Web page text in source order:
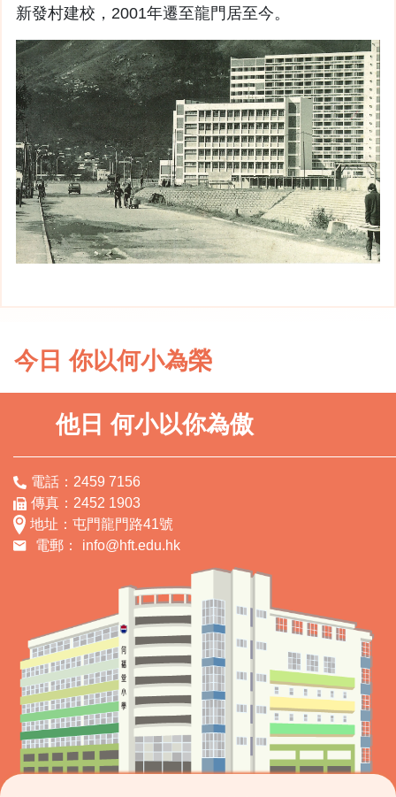
新發村建校，2001年遷至龍門居至今。
今日 你以何小為榮
他日 何小以你為傲
電話：2459 7156
傳真：2452 1903
地址：屯門龍門路41號
電郵：
info@hft.edu.hk